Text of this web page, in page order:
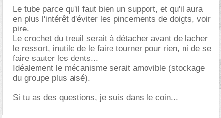
Le tube parce qu'il faut bien un support, et qu'il aura
en plus l'intérêt d'éviter les pincements de doigts, voir
pire.
Le crochet du treuil serait à détacher avant de lacher
le ressort, inutile de le faire tourner pour rien, ni de se
faire sauter les dents...
Idéalement le mécanisme serait amovible (stockage
du groupe plus aisé).
Si tu as des questions, je suis dans le coin...